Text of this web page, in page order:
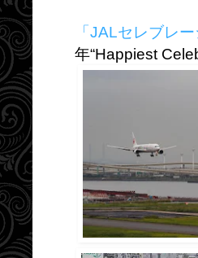
「JALセレブレ
年“Happiest